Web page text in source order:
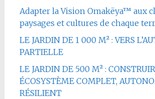
Adapter la Vision Omakëya™ aux
paysages et cultures de chaque
LE JARDIN DE 1 000 M² : VERS
PARTIELLE
LE JARDIN DE 500 M² :
ÉCOSYSTÈME COMPLET,
RÉSILIENT